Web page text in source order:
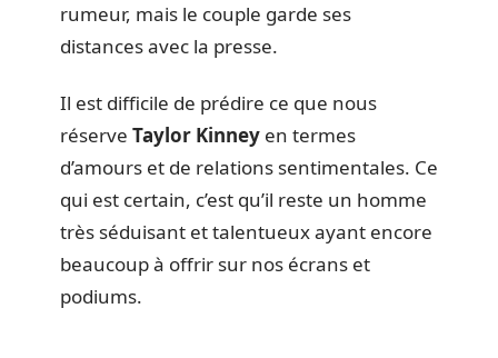
rumeur, mais le couple garde ses
distances avec la presse.
Il est difficile de prédire ce que nous
réserve Taylor Kinney en termes
d’amours et de relations sentimentales. Ce
qui est certain, c’est qu’il reste un homme
très séduisant et talentueux ayant encore
beaucoup à offrir sur nos écrans et
podiums.